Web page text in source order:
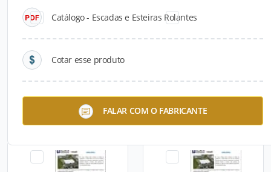
Catálogo - Escadas e Esteiras Rolantes
Cotar esse produto
FALAR COM O FABRICANTE
Elevadores Panorâmicos
Villarta